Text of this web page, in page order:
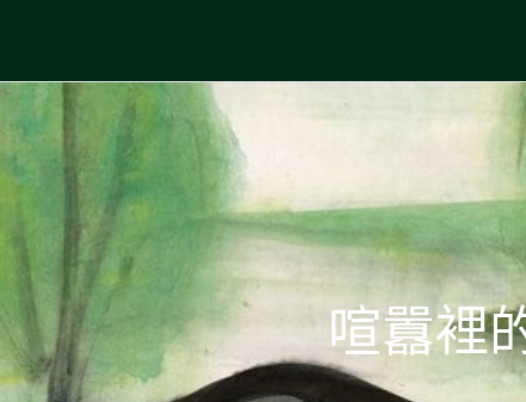
content
中國古典文學
喧囂裡